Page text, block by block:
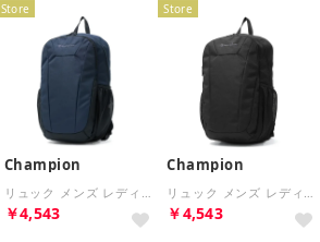
Store
Champion
￥4,543
Store
Champion
￥4,543